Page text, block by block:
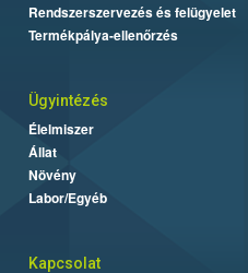
Rendszerszervezés és felügyelet
Termékpálya-ellenőrzés
Ügyintézés
Élelmiszer
Állat
Növény
Labor/Egyéb
Kapcsolat